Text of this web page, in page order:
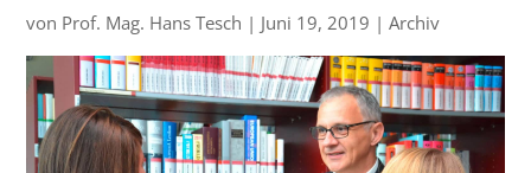
von Prof. Mag. Hans Tesch | Juni 19, 2019 |Archiv